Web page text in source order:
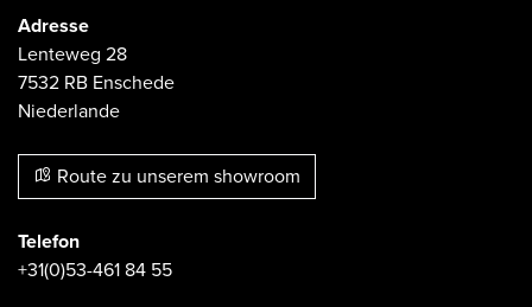
Adresse
Lenteweg 28
7532 RB Enschede
Niederlande
Route zu unserem showroom
Telefon
+31(0)53-461 84 55